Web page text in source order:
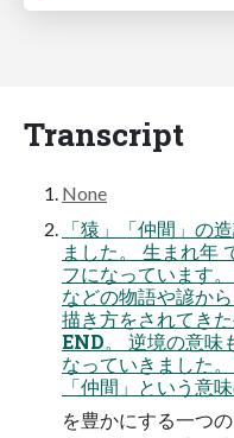
Transcript
None
「猿」「仲間」の
ました。 生まれ年
フになっています
などの物語や諺か
描き方をされてき
END。 逆境の意味
なっていきました
「仲間」という意
を豊かにする一つ